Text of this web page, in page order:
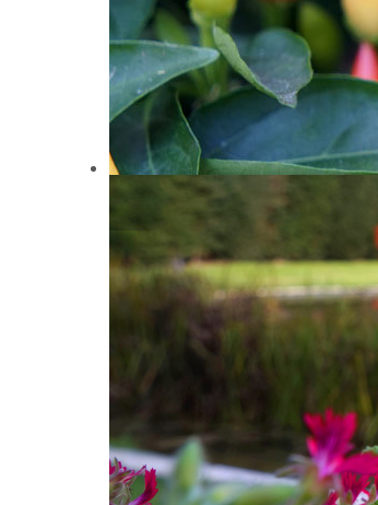
MARKENZEICHEN
Soweit nicht anders angegeben,
Marken, Typenbezeichnungen, Logos
HAFTUNG
Diese Webseite wurde mit
Genauigkeit der enthaltenen
Benutzung dieser Webseite